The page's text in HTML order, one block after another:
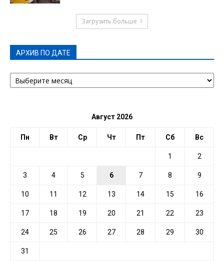
Загрузить больше
АРХИВ ПО ДАТЕ
АРХИВ
ПО
Август 2026
Пн Вт Ср Чт Пт Сб Вс
1 2
3 4 5 6 7 8 9
10 11 12 13 14 15 16
17 18 19 20 21 22 23
24 25 26 27 28 29 30
31